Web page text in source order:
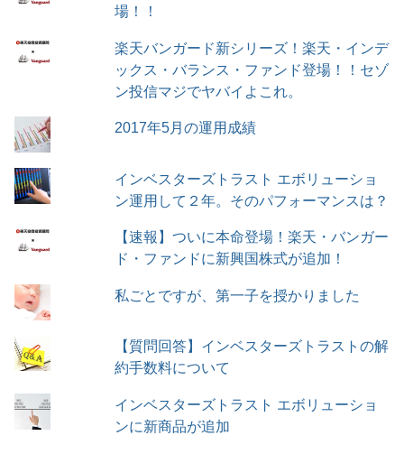
場！！
楽天バンガード新シリーズ！楽天・インデ
ックス・バランス・ファンド登場！！セゾ
ン投信マジでヤバイよこれ。
2017年5月の運用成績
インベスターズトラスト エボリューショ
ン運用して２年。そのパフォーマンスは？
【速報】ついに本命登場！楽天・バンガー
ド・ファンドに新興国株式が追加！
私ごとですが、第一子を授かりました
【質問回答】インベスターズトラストの解
約手数料について
インベスターズトラスト エボリューショ
ンに新商品が追加